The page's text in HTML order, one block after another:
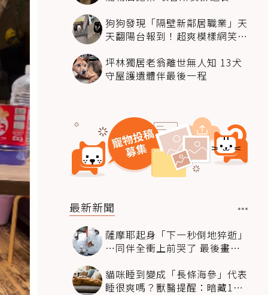
狗狗發現「隔壁新鄰居職業」天
天翻陽台報到！超爽模樣網笑
坪林獨居老翁離世無人知 13犬
守屋護遺體伴最後一程
最新新聞
薩摩耶起身「下一秒倒地猝逝」
…同伴全衝上前哭了 最後畫面
貓咪睡到變成「長條海參」代表
睡很爽嗎？獸醫提醒：暗藏1種